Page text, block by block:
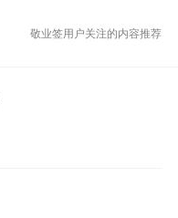
敬业签用户关注的内容推荐